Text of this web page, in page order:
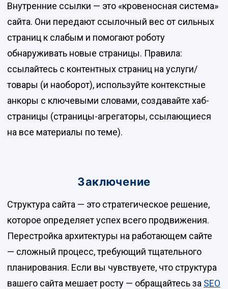
Внутренние ссылки — это «кровеносная система»
сайта. Они передают ссылочный вес от сильных
страниц к слабым и помогают роботу
обнаруживать новые страницы. Правила:
ссылайтесь с контентных страниц на услуги/
товары (и наоборот), используйте контекстные
анкоры с ключевыми словами, создавайте хаб-
страницы (страницы-агрегаторы, ссылающиеся
на все материалы по теме).
Заключение
Структура сайта — это стратегическое решение,
которое определяет успех всего продвижения.
Перестройка архитектуры на работающем сайте
— сложный процесс, требующий тщательного
планирования. Если вы чувствуете, что структура
вашего сайта мешает росту — обращайтесь за SEO